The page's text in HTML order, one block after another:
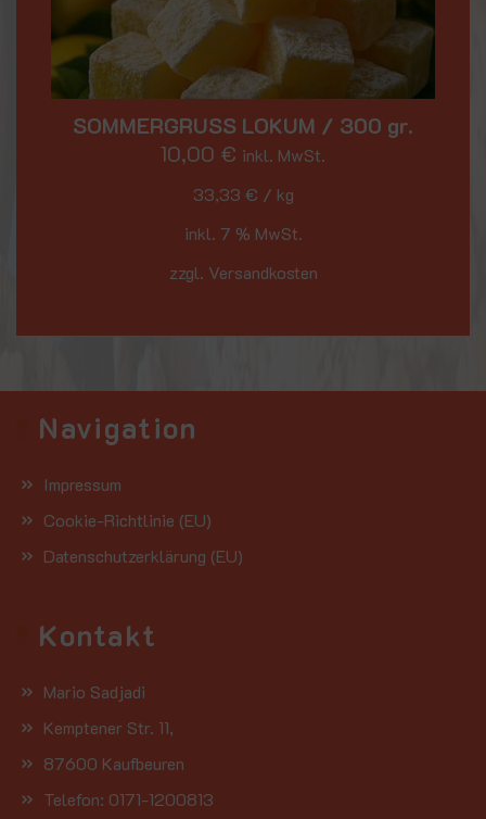
SOMMERGRUSS LOKUM / 300 gr.
10,00 € inkl. MwSt.
33,33 € / kg
inkl. 7 % MwSt.
zzgl. Versandkosten
Navigation
Impressum
Cookie-Richtlinie (EU)
Datenschutzerklärung (EU)
Kontakt
Mario Sadjadi
Kemptener Str. 11,
87600 Kaufbeuren
Telefon: 0171-1200813